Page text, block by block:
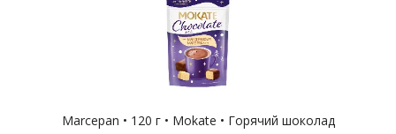
Marcepan • 120 г • Mokate • Горячий шоколад